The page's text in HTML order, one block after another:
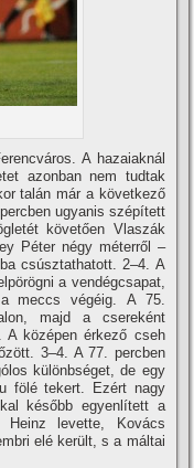
A hazaiaknál
azonban nem tudtak
talán már a következő
ugyanis szépí­tett
követően Vlaszák
Péter négy méterről –
csúsztathatott. 2–4. A
a vendégcsapat,
meccs végéig. A 75.
majd a csereként
A középen érkező cseh
3–4. A 77. percben
különbséget, de egy
fölé tekert. Ezért nagy
később egyenlí­tett a
levette, Kovács
elé került, s a máltai